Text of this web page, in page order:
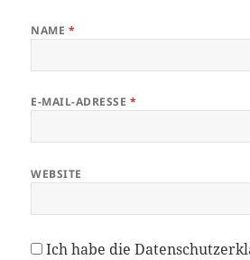
NAME *
E-MAIL-ADRESSE *
WEBSITE
Ich habe die